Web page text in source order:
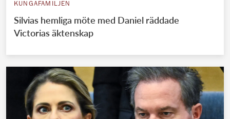
KUNGAFAMILJEN
Silvias hemliga möte med Daniel räddade
Victorias äktenskap